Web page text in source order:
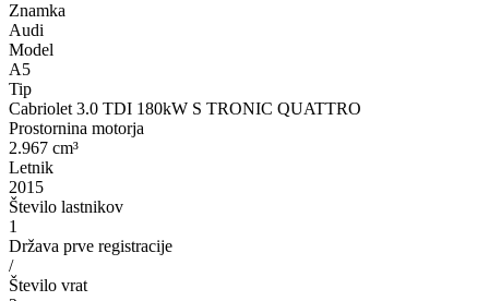
Znamka
Audi
Model
A5
Tip
Cabriolet 3.0 TDI 180kW S TRONIC QUATTRO
Prostornina motorja
2.967 cm³
Letnik
2015
Število lastnikov
1
Država prve registracije
/
Število vrat